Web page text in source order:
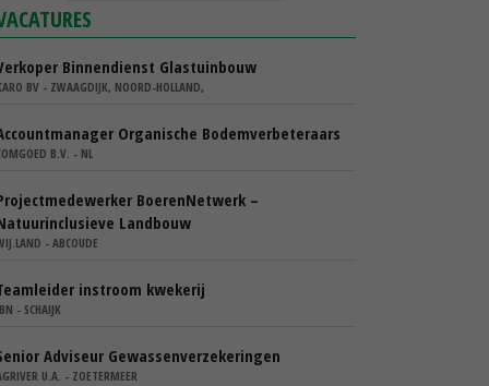
Binnendienst Glastuinbouw
BV - ZWAAGDIJK, NOORD-HOLLAND,
Organische Bodemverbeteraars
B.V. - NL
BoerenNetwerk –
Landbouw
- ABCOUDE
instroom kwekerij
- SCHAIJK
Adviseur Gewassenverzekeringen
U.A. - ZOETERMEER